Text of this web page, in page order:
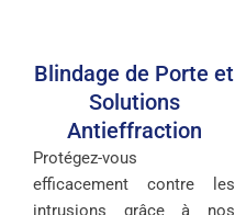
Blindage de Porte et
Solutions
Antieffraction
Protégez-vous
efficacement contre les